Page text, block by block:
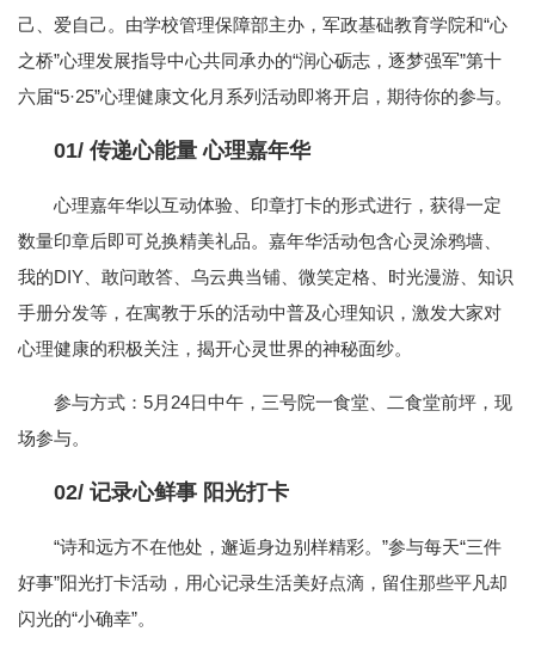
己、爱自己。 由学校管理保障部主办， 军政基础教育学院和“心
之桥”心理发展指导中心共同承办的“润心砺志，逐梦强军”第十
六届“5·25”心理健康文化月系列活动即将开启， 期待你的参与。
01/ 传递心能量 心理嘉年华
心理嘉年华以互动体验、印章打卡的形式进行，获得一定
数量印章后即可兑换精美礼品。嘉年华活动包含心灵涂鸦墙、
我的DIY、敢问敢答、乌云典当铺、微笑定格、时光漫游、知识
手册分发等，在寓教于乐的活动中普及心理知识，激发大家对
心理健康的积极关注，揭开心灵世界的神秘面纱。
参与方式：5月24日中午，三号院一食堂、二食堂前坪，现
场参与。
02/ 记录心鲜事 阳光打卡
“诗和远方不在他处，邂逅身边别样精彩。”参与每天“三件
好事”阳光打卡活动，用心记录生活美好点滴，留住那些平凡却
闪光的“小确幸”。